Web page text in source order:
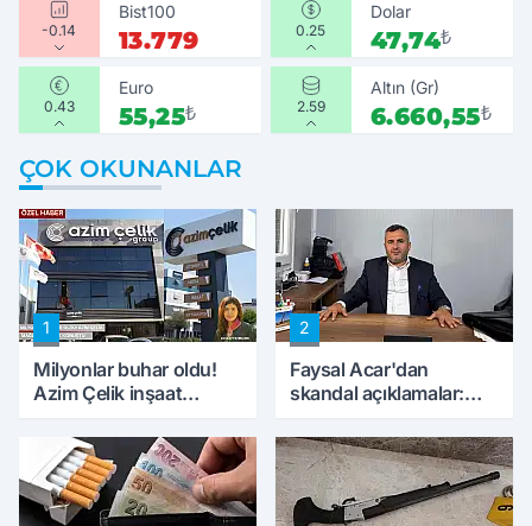
-0.14
Bist100
13.779 0.25
Dolar
47,74₺
0.43
Euro
55,25₺ 2.59
Altın (Gr)
6.660,55₺
ÇOK OKUNANLAR
1
Milyonlar buhar oldu!
Azim Çelik inşaat
konuştu
2
Faysal Acar'dan
skandal açıklamalar:
peynircilerimizi de
kıskaca aldı, müdahale
ettik'